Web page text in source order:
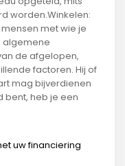
worden.Winkelen:
met wie je
algemene
de afgelopen,
factoren. Hij of
mag bijverdienen
bent, heb je een
uw financiering